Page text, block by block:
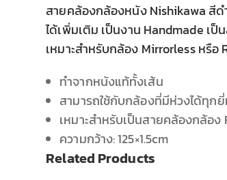
สายคล้องกล้องหนัง Nishikawa สี
ได้เพิ่มเติม เป็นงาน Handmade
เหมาะสำหรับกล้อง Mirrorless หรื
ทำจากหนังแท้ทั้งเส้น
สามารถใช้กับกล้องที่มีห่วงได้ทุก
เหมาะสำหรับเป็นสายคล้องกล้อง
ความกว้าง: 125×1.5cm
Related Products